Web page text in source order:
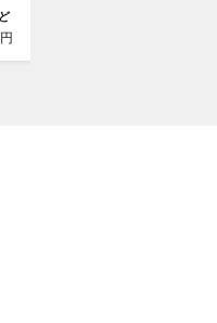
円